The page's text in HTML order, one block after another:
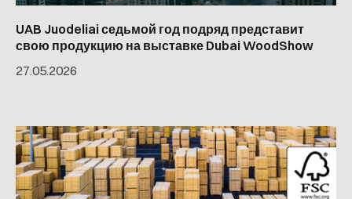
UAB Juodeliai седьмой год подряд представит
свою продукцию на выставке Dubai WoodShow
27.05.2026